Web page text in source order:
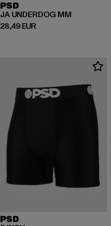
PSD
JA UNDERDOG MM
28,49 EUR
Derzeitiger Preis: 28,49 EUR
PSD